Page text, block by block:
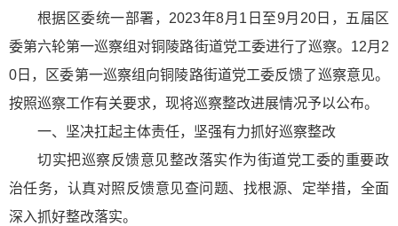
根据区委统一部署，2023年8月1日至9月20日，五届区
委第六轮第一巡察组对铜陵路街道党工委进行了巡察。12月2
0日，区委第一巡察组向铜陵路街道党工委反馈了巡察意见。
按照巡察工作有关要求，现将巡察整改进展情况予以公布。
一、坚决扛起主体责任，坚强有力抓好巡察整改
切实把巡察反馈意见整改落实作为街道党工委的重要政
治任务，认真对照反馈意见查问题、找根源、定举措，全面
深入抓好整改落实。